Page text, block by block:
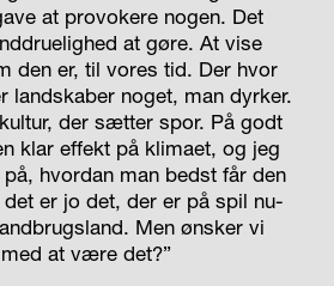
at provokere nogen. Det
at gøre. At vise
den er, til vores tid. Der hvor
landskaber noget, man dyrker.
der sætter spor. På godt
klar effekt på klimaet, og jeg
hvordan man bedst får den
er jo det, der er på spil nu-
Men ønsker vi
at være det?”